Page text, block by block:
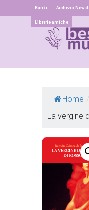
Bandi Archivio
Librerie amiche
Home /
La vergine